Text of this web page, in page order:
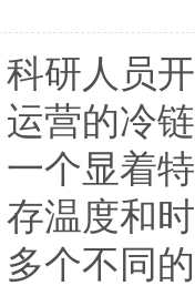
科研人员
运营的冷
一个显着
存温度和
多个不同